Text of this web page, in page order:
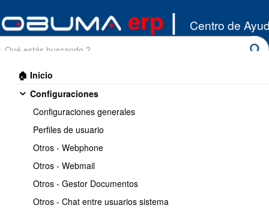
erp | Centro de
🏠 Inicio
Configuraciones
Configuraciones generales
Perfiles de usuario
Otros - Webphone
Otros - Webmail
Otros - Gestor Documentos
Otros - Chat entre usuarios sistema
Inventario/Movimientos de inventario
Imprimir << Anterior 2 / 13